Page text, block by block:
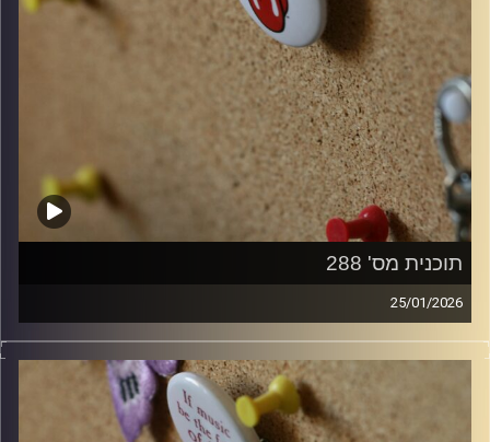
תוכנית מס' 288
25/01/2026
קלאסיקות רוק עם אורן הוף.
włodi